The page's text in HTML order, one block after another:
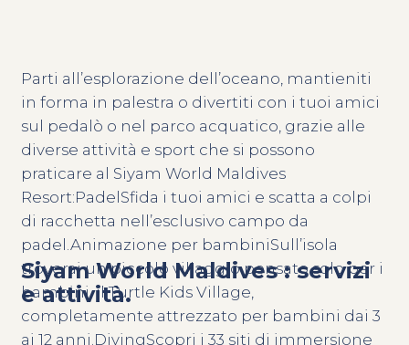
Siyam World Maldives : servizi
e attività.
Parti all’esplorazione dell’oceano, mantieniti
in forma in palestra o divertiti con i tuoi amici
sul pedalò o nel parco acquatico, grazie alle
diverse attività e sport che si possono
praticare al Siyam World Maldives
Resort:PadelSfida i tuoi amici e scatta a colpi
di racchetta nell’esclusivo campo da
padel.Animazione per bambiniSull’isola
troverai un piccolo villaggio pensato solo per i
bambini, il Turtle Kids Village,
completamente attrezzato per bambini dai 3
ai 12 anni.DivingScopri i 33 siti di immersione